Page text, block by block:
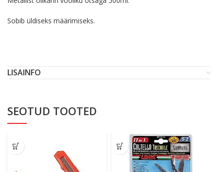
Sobib üldiseks määrimiseks.
LISAINFO
SEOTUD TOOTED